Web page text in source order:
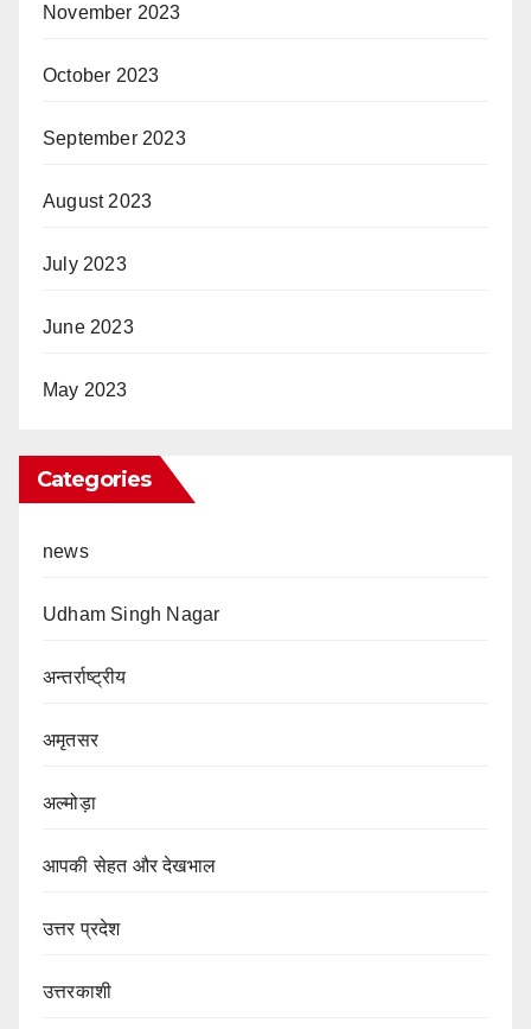
November 2023
October 2023
September 2023
August 2023
July 2023
June 2023
May 2023
Categories
news
Udham Singh Nagar
अन्तर्राष्ट्रीय
अमृतसर
अल्मोड़ा
आपकी सेहत और देखभाल
उत्तर प्रदेश
उत्तरकाशी